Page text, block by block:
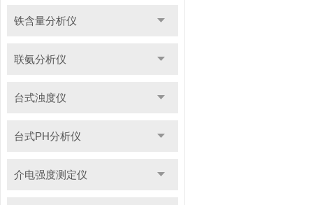
铁含量分析仪
联氨分析仪
台式浊度仪
台式PH分析仪
介电强度测定仪